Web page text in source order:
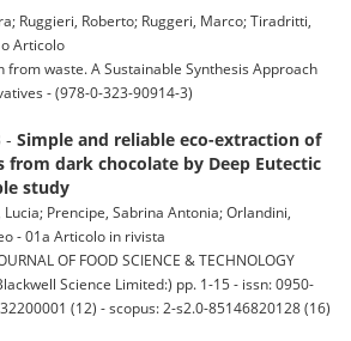
Ruggieri, Roberto; Ruggeri, Marco; Tiradritti,
Articolo
from waste. A Sustainable Synthesis Approach
- (978-0-323-90914-3)
- Simple and reliable eco-extraction of
from dark chocolate by Deep Eutectic
study
Prencipe, Sabrina Antonia; Orlandini,
- 01a Articolo in rivista
OF FOOD SCIENCE & TECHNOLOGY
Science Limited:) pp. 1-15 - issn: 0950-
(12) - scopus: 2-s2.0-85146820128 (16)